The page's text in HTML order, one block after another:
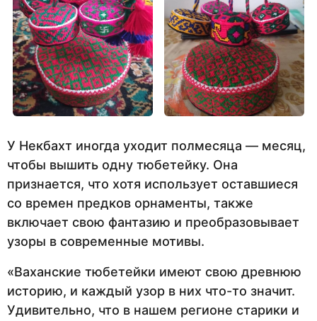
У Некбахт иногда уходит полмесяца — месяц,
чтобы вышить одну тюбетейку. Она
признается, что хотя использует оставшиеся
со времен предков орнаменты, также
включает свою фантазию и преобразовывает
узоры в современные мотивы.
«Ваханские тюбетейки имеют свою древнюю
историю, и каждый узор в них что-то значит.
Удивительно, что в нашем регионе старики и